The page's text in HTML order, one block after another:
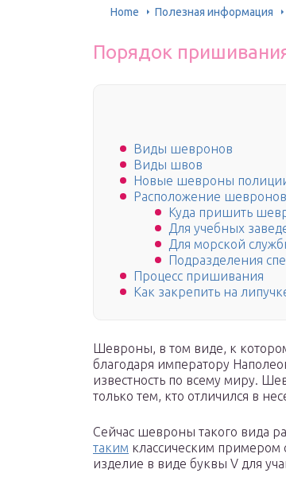
Home Полезная информация
Порядок
Виды шевронов
Виды швов
Новые шевроны
Расположение
Куда пришить
Для учебных
Для морской
Подразделения
Процесс пришивания
Как закрепить на
Шевроны, в том виде, к
благодаря императору
известность по всему миру.
только тем, кто отличился в
Сейчас шевроны такого вида
таким классическим примером
изделие в виде буквы V для